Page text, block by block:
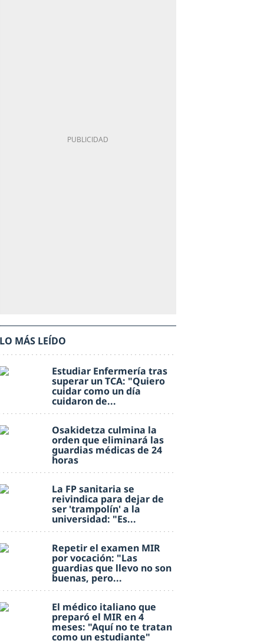
LO MÁS LEÍDO
Estudiar Enfermería tras
superar un TCA: "Quiero
cuidar como un día
cuidaron de...
Osakidetza culmina la
orden que eliminará las
guardias médicas de 24
horas
La FP sanitaria se
reivindica para dejar de
ser 'trampolín' a la
universidad: "Es...
Repetir el examen MIR
por vocación: "Las
guardias que llevo no son
buenas, pero...
El médico italiano que
preparó el MIR en 4
meses: "Aquí no te tratan
como un estudiante"